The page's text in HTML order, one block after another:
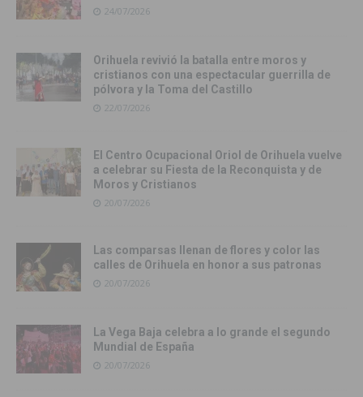
24/07/2026
Orihuela revivió la batalla entre moros y
cristianos con una espectacular guerrilla de
pólvora y la Toma del Castillo
22/07/2026
El Centro Ocupacional Oriol de Orihuela vuelve
a celebrar su Fiesta de la Reconquista y de
Moros y Cristianos
20/07/2026
Las comparsas llenan de flores y color las
calles de Orihuela en honor a sus patronas
20/07/2026
La Vega Baja celebra a lo grande el segundo
Mundial de España
20/07/2026